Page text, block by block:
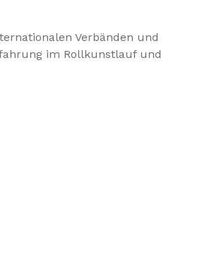
Verbänden und
im Rollkunstlauf und